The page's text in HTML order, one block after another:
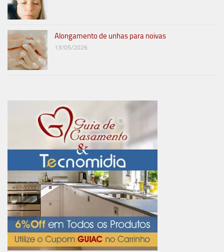
Alongamento de unhas para noivas
13/05/2026